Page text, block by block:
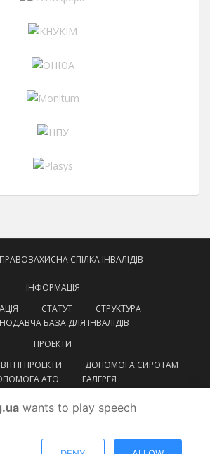
ПРАВОЗАХИСНА СПІЛКА ІНВАЛІДІВ
ІНФОРМАЦІЯ
СТАТУТ
СТРУКТУРА
БАЗА ДЛЯ ІНВАЛІДІВ
ПРОЕКТИ
ПРОЕКТИ
ДОПОМОГА СИРОТАМ
АТО
ГАЛЕРЕЯ
wants to play speech